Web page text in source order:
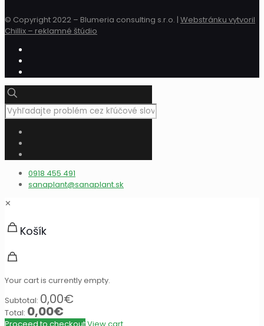
© Copyright 2022 – Blumeria consulting s.r.o. | Webstránku vytvoril
Chillix – reklamné štúdio
0918 455 491
sanaplant@sanaplant.sk
✕
Košík
Your cart is currently empty.
Subtotal: 0,00€
Total: 0,00€